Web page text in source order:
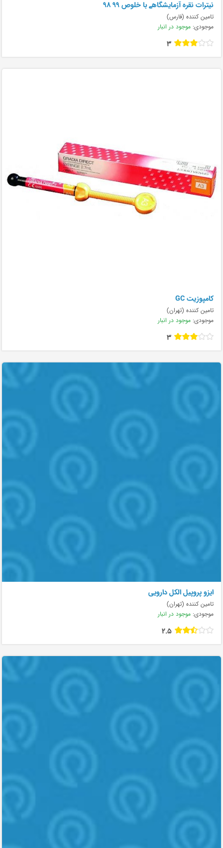
نیترات نقره آزمایشگاهے با خلوص ۹۹ ۹۸
تامین کننده (فارس)
موجودی: موجود در انبار
3
کامپوزیت GC
تامین کننده (تهران)
موجودی: موجود در انبار
3
ایزو پروپیل الکل دارویی
تامین کننده (تهران)
موجودی: موجود در انبار
2.5